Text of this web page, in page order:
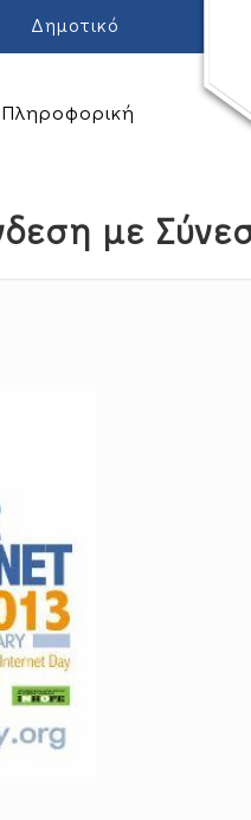
Δημοτικό
Πληροφορική
με